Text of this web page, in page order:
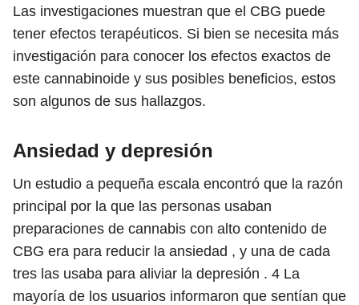
Las investigaciones muestran que el CBG puede
tener efectos terapéuticos. Si bien se necesita más
investigación para conocer los efectos exactos de
este cannabinoide y sus posibles beneficios, estos
son algunos de sus hallazgos.
Ansiedad y depresión
Un estudio a pequeña escala encontró que la razón
principal por la que las personas usaban
preparaciones de cannabis con alto contenido de
CBG era para reducir la ansiedad , y una de cada
tres las usaba para aliviar la depresión . 4 La
mayoría de los usuarios informaron que sentían que